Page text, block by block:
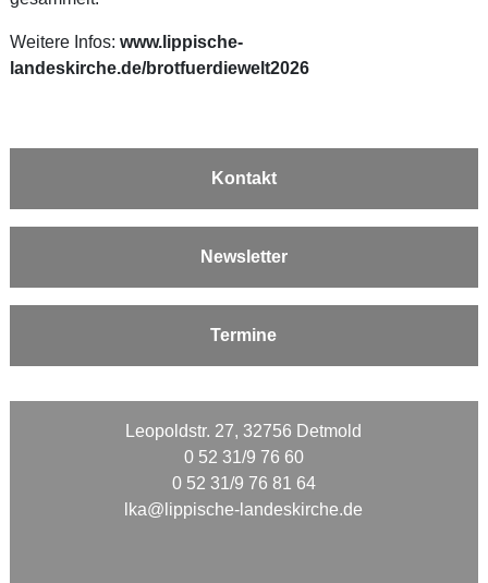
Weitere Infos: www.lippische-
landeskirche.de/brotfuerdiewelt2026
Kontakt
Newsletter
Termine
Leopoldstr. 27, 32756 Detmold
0 52 31/9 76 60
0 52 31/9 76 81 64
lka@lippische-landeskirche.de